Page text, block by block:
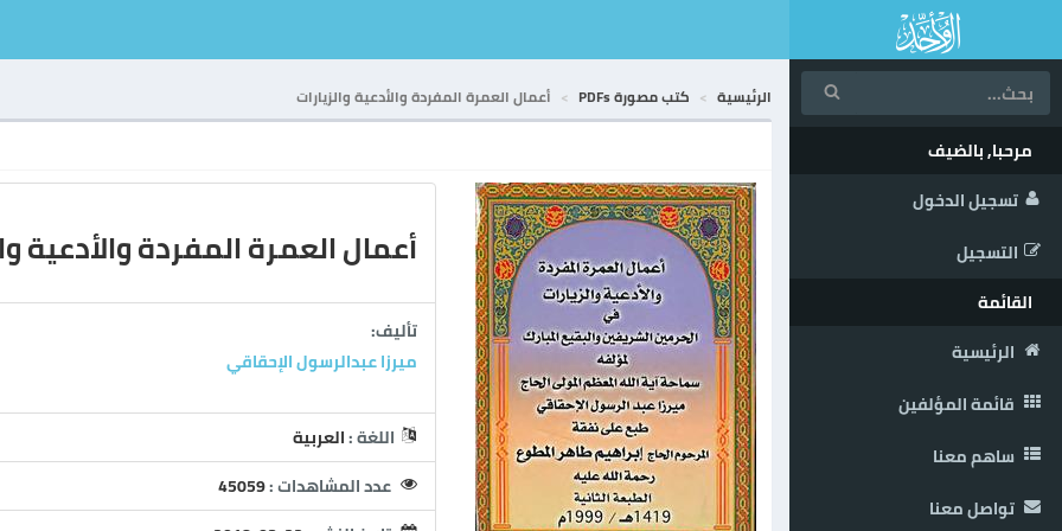
مرحبا, بالضيف
تسجيل الدخول
التسجيل
القائمة
الرئيسية
قائمة المؤلفين
ساهم معنا
تواصل معنا
الرئيسية كتب مصورة PDFs أعمال العمرة المفردة والأدعية والزيارات
أعمال العمرة المفردة والأدعية
تأليف:
ميرزا عبدالرسول الإحقاقي
اللغة :العربية
عدد المشاهدات :45059